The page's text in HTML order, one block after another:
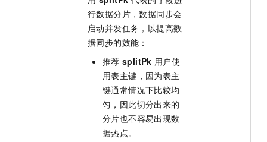
行数据分片，数据同步会
启动并发任务，以提高数
据同步的效能：
推荐 splitPk 用户使
用表主键，因为表主
键通常情况下比较均
匀，因此切分出来的
分片也不容易出现数
据热点。